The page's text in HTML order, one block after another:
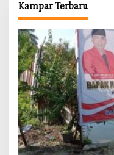
Kampar Terbaru